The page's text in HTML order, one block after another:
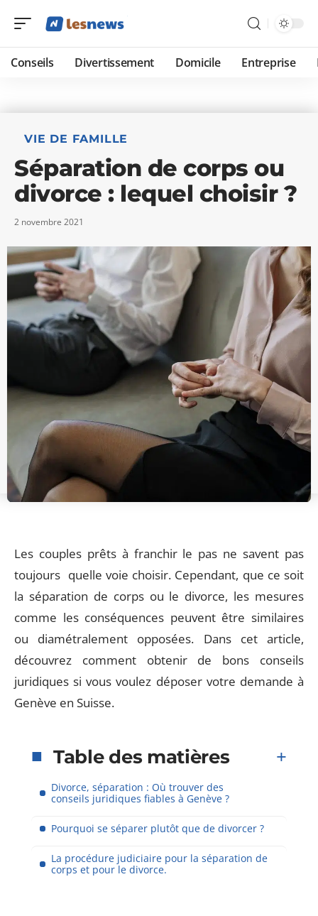
Conseils Divertissement Domicile Entreprise
VIE DE FAMILLE
Séparation de corps ou
divorce : lequel choisir ?
2 novembre 2021
Les couples prêts à franchir le pas ne savent pas
toujours quelle voie choisir. Cependant, que ce soit
la séparation de corps ou le divorce, les mesures
comme les conséquences peuvent être similaires
ou diamétralement opposées. Dans cet article,
découvrez comment obtenir de bons conseils
juridiques si vous voulez déposer votre demande à
Genève en Suisse.
Table des matières
Divorce, séparation : Où trouver des
conseils juridiques fiables à Genève ?
Pourquoi se séparer plutôt que de divorcer ?
La procédure judiciaire pour la séparation de
corps et pour le divorce.